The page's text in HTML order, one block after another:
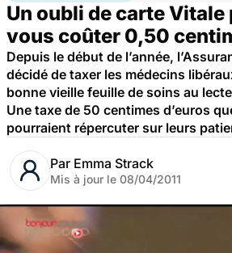
Un oubli de carte
vous coûter 0,50
Depuis le début de l’année,
décidé de taxer les médecins
bonne vieille feuille de soins au
Une taxe de 50 centimes d’euros
pourraient répercuter sur leurs
Par Emma Strack
Mis à jour le 08/04/2011